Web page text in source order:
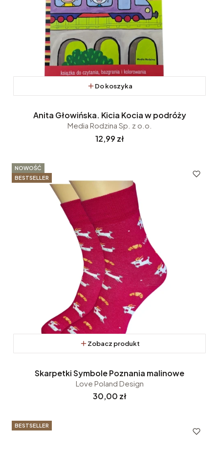
Do koszyka
Anita Głowińska. Kicia Kocia w podróży
Media Rodzina Sp. z o.o.
Cena
12,99 zł
BESTSELLER
NOWOŚĆ
Zobacz produkt
Skarpetki Symbole Poznania malinowe
Love Poland Design
Cena
30,00 zł
BESTSELLER